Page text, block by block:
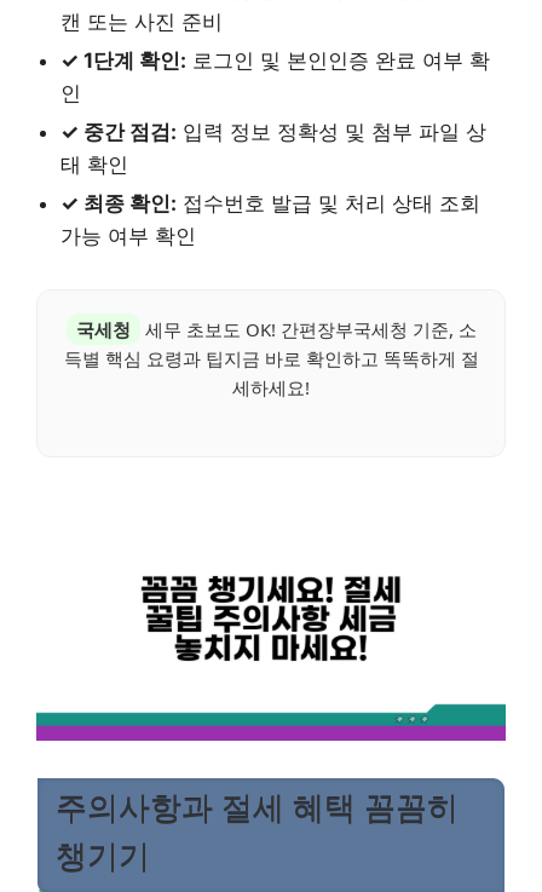
캔 또는 사진 준비
✓ 1단계 확인: 로그인 및 본인인증 완료 여부 확
인
✓ 중간 점검: 입력 정보 정확성 및 첨부 파일 상
태 확인
✓ 최종 확인: 접수번호 발급 및 처리 상태 조회
가능 여부 확인
국세청
세무 초보도 OK! 간편장부국세청 기준, 소
득별 핵심 요령과 팁지금 바로 확인하고 똑똑하게 절
세하세요!
주의사항과 절세 혜택 꼼꼼히
챙기기